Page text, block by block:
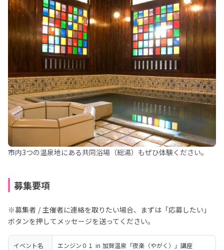
市内3つの温泉地にある共同浴場（総湯）もぜひ体験ください。
募集要項
※募集者 / 主催者に連絡を取りたい場合、まずは「応募したい」
ボタンを押してメッセージを送ってください。
イベント名 エンジン０１ in 加賀温泉「夜楽（やがく）」講座